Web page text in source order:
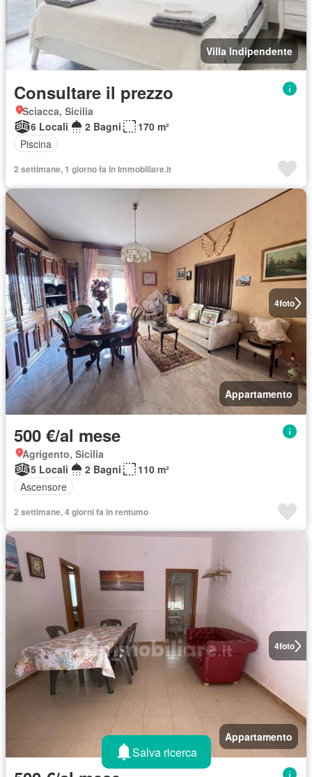
Villa Indipendente
Consultare il prezzo
Sciacca, Sicilia
6 Locali
2 Bagni
170 m²
Piscina
2 settimane, 1 giorno fa in Immobiliare.it
4foto
Appartamento
500 €/al mese
Agrigento, Sicilia
5 Locali
2 Bagni
110 m²
Ascensore
2 settimane, 4 giorni fa in rentumo
4foto
Appartamento
Salva ricerca